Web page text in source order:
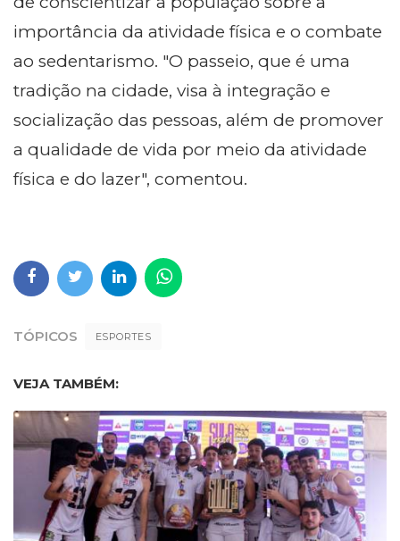
importância da atividade física e o combate
ao sedentarismo. "O passeio, que é uma
tradição na cidade, visa à integração e
socialização das pessoas, além de promover
a qualidade de vida por meio da atividade
física e do lazer", comentou.
TÓPICOS ESPORTES
VEJA TAMBÉM: